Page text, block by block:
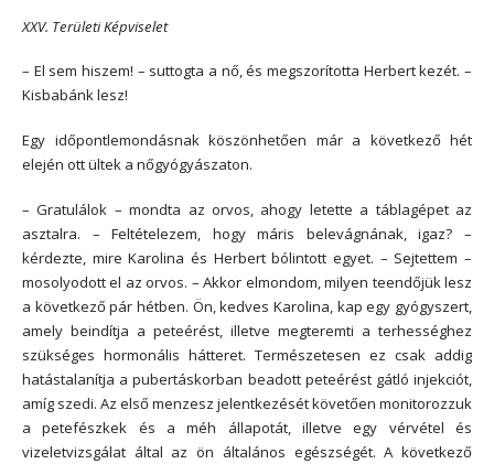
XXV. Területi Képviselet
– El sem hiszem! – suttogta a nő, és megszorította Herbert kezét. –
Kisbabánk lesz!
Egy időpontlemondásnak köszönhetően már a következő hét
elején ott ültek a nőgyógyászaton.
– Gratulálok – mondta az orvos, ahogy letette a táblagépet az
asztalra. – Feltételezem, hogy máris belevágnának, igaz? –
kérdezte, mire Karolina és Herbert bólintott egyet. – Sejtettem –
mosolyodott el az orvos. – Akkor elmondom, milyen teendőjük lesz
a következő pár hétben. Ön, kedves Karolina, kap egy gyógyszert,
amely beindítja a peteérést, illetve megteremti a terhességhez
szükséges hormonális hátteret. Természetesen ez csak addig
hatástalanítja a pubertáskorban beadott peteérést gátló injekciót,
amíg szedi. Az első menzesz jelentkezését követően monitorozzuk
a petefészkek és a méh állapotát, illetve egy vérvétel és
vizeletvizsgálat által az ön általános egészségét. A következő